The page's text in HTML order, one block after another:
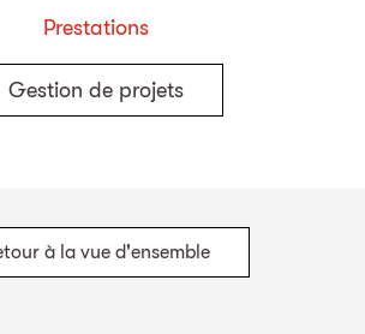
Prestations
Gestion de projets
à la vue d'ensemble